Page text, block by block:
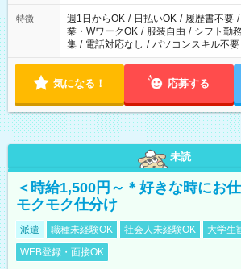
特徴 週1日からOK / 日払いOK / 履歴書不要 /
業・WワークOK / 服装自由 / シフト勤務
集 / 電話対応なし / パソコンスキル不要
気になる！ 応募する
未読
＜時給1,500円～＊好きな時にお
モクモク仕分け
派遣 職種未経験OK 社会人未経験OK 大学生
WEB登録・面接OK